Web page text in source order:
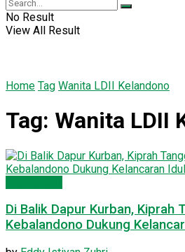
No Result
View All Result
Home Tag Wanita LDII Kelandono
Tag: Wanita LDII
Di Balik Dapur Kurban, Kiprah
Kebalandono Dukung